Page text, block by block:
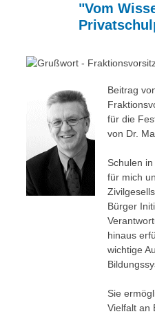
Besonderheiten
Projekte
QM-Zertifizierung nach SGB
Pressearchiv
Benzolring-Archiv
"Vom
Beitrag
für die
von Dr.
Schulen
für mich
Bürger
hinaus
wichtige
Sie
Vielfalt an